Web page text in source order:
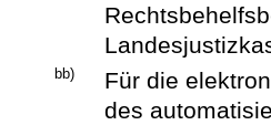
bb)
Für die
des